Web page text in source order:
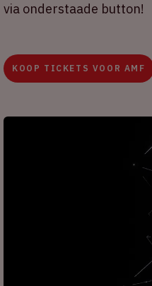
via onderstaade button!
KOOP TICKETS VOOR AMF